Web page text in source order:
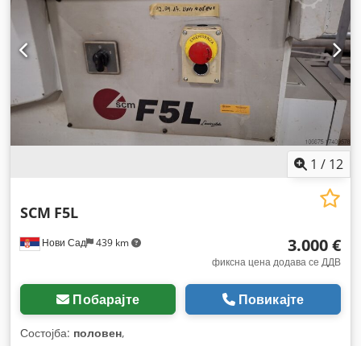
1 / 12
Нови Сад 439 km
SCM F5L
3.000 €
фиксна цена додава се ДДВ
Побарајте Повикајте
Состојба: половен,